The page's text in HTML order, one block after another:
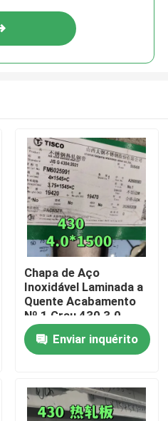
Chapa de Aço
Inoxidável Laminada a
Quente Acabamento
Nº 1 Grau 430 3.0 -
10.0mm Chapa SS 430
da TISCOEnviar inquérito